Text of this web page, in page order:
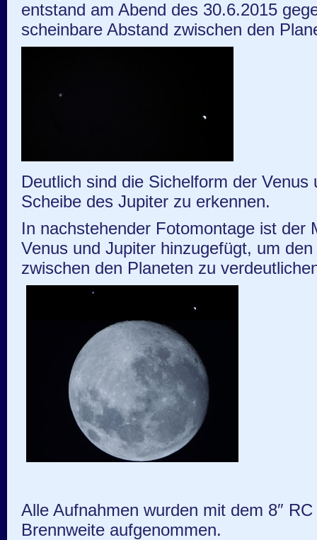
entstand am Abend des 30.6.2015
scheinbare Abstand zwischen den
Deutlich sind die Sichelform der Venus
Scheibe des Jupiter zu erkennen.
In nachstehender Fotomontage ist der
Venus und Jupiter hinzugefügt, um
zwischen den Planeten zu
Alle Aufnahmen wurden mit dem 8″
Brennweite aufgenommen.